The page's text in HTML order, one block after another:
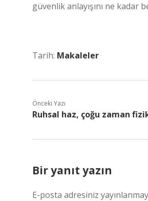
güvenlik anlayışını ne
Tarih: Makaleler
Önceki Yazı
Ruhsal haz, çoğu zaman
Bir yanıt yazın
E-posta adresiniz